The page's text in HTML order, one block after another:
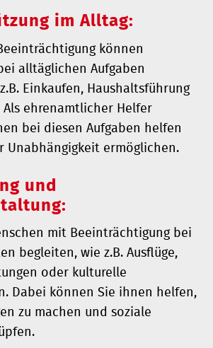
im Alltag:
können
alltäglichen Aufgaben
Einkaufen, Haushaltsführung
Als ehrenamtlicher Helfer
bei diesen Aufgaben helfen
Unabhängigkeit ermöglichen.
und
mit Beeinträchtigung bei
begleiten, wie z.B. Ausflüge,
oder kulturelle
Dabei können Sie ihnen helfen,
zu machen und soziale